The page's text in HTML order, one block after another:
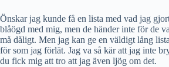
Önskar jag kunde få en lista med vad jag
blåögd med mig, men de händer inte för de
må dåligt. Men jag kan ge en väldigt lång
för som jag förlät. Jag va så kär att jag inte
du fick mig att tro att jag även ljög om det.